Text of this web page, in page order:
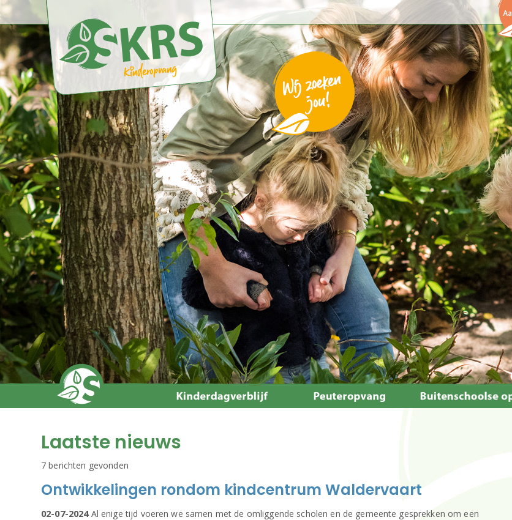
Laatste nieuws
7 berichten gevonden
Ontwikkelingen rondom kindcentrum Waldervaart
02-07-2024Al enige tijd voeren we samen met de omliggende scholen en de gemeente gesprekken om een